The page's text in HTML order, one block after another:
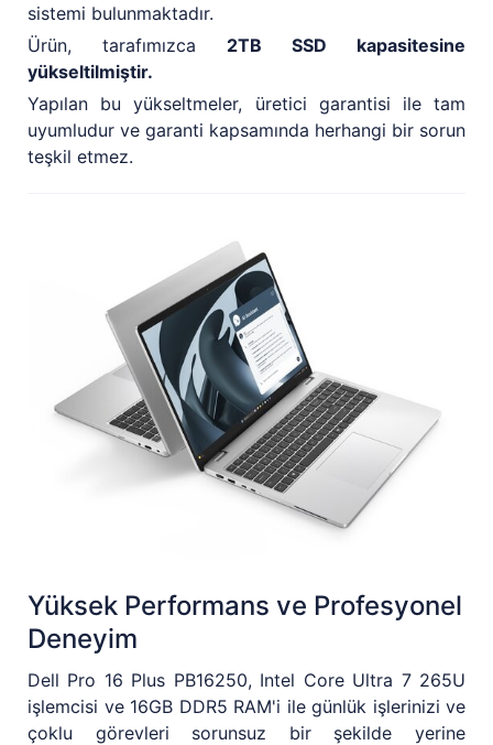
sistemi bulunmaktadır.
Ürün, tarafımızca 2TB SSD kapasitesine
yükseltilmiştir.
Yapılan bu yükseltmeler, üretici garantisi ile tam
uyumludur ve garanti kapsamında herhangi bir sorun
teşkil etmez.
Yüksek Performans ve Profesyonel
Deneyim
Dell Pro 16 Plus PB16250, Intel Core Ultra 7 265U
işlemcisi ve 16GB DDR5 RAM'i ile günlük işlerinizi ve
çoklu görevleri sorunsuz bir şekilde yerine